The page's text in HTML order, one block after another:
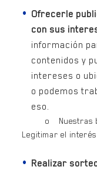
Ofrecerle
con sus
información
contenidos y
intereses o
o podemos
eso.
o Nuestras
Legitimar el
Realizar